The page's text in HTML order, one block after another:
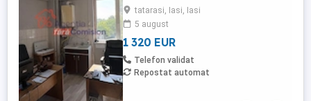
openspace, cu inaltime de 2.7 -3.0 m; -
suprafata utila este de 220mp; -2grupuri
sanitare, se ...
tatarasi, Iasi, Iasi
5 august
1 320 EUR
Telefon validat
Repostat automat